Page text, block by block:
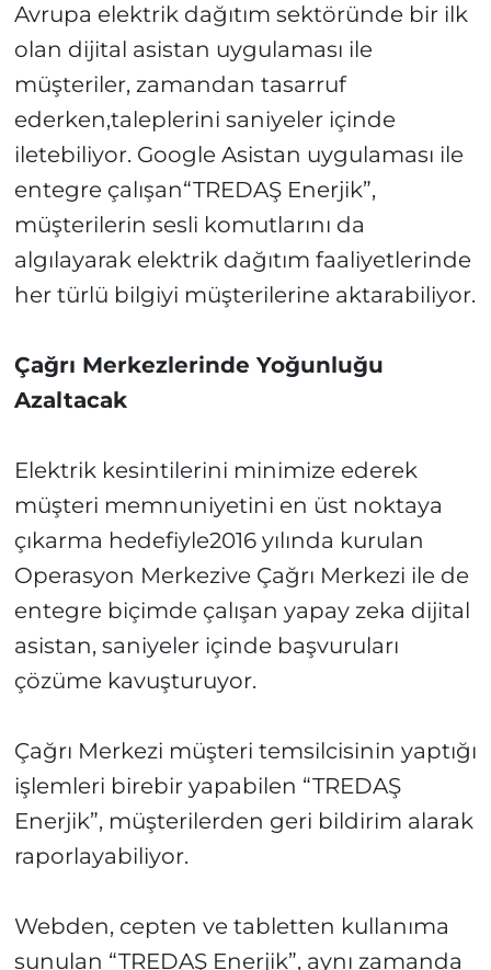
Avrupa elektrik dağıtım sektöründe bir ilk
olan dijital asistan uygulaması ile
müşteriler, zamandan tasarruf
ederken,taleplerini saniyeler içinde
iletebiliyor. Google Asistan uygulaması ile
entegre çalışan“TREDAŞ Enerjik”,
müşterilerin sesli komutlarını da
algılayarak elektrik dağıtım faaliyetlerinde
her türlü bilgiyi müşterilerine aktarabiliyor.
Çağrı Merkezlerinde Yoğunluğu
Azaltacak
Elektrik kesintilerini minimize ederek
müşteri memnuniyetini en üst noktaya
çıkarma hedefiyle2016 yılında kurulan
Operasyon Merkezive Çağrı Merkezi ile de
entegre biçimde çalışan yapay zeka dijital
asistan, saniyeler içinde başvuruları
çözüme kavuşturuyor.
Çağrı Merkezi müşteri temsilcisinin yaptığı
işlemleri birebir yapabilen “TREDAŞ
Enerjik”, müşterilerden geri bildirim alarak
raporlayabiliyor.
Webden, cepten ve tabletten kullanıma
sunulan “TREDAŞ Enerjik”, aynı zamanda